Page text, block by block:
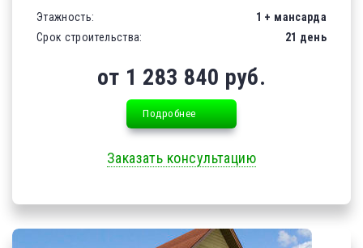
Этажность:
1 + мансарда
Срок строительства:
21 день
от 1 283 840 руб.
Подробнее
Заказать консультацию